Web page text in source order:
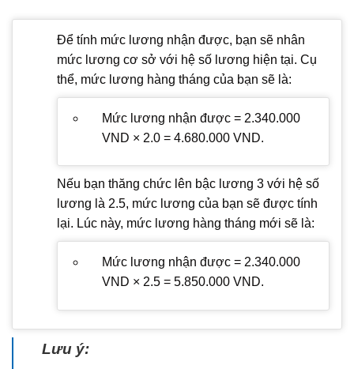
Để tính mức lương nhận được, bạn sẽ nhân
mức lương cơ sở với hệ số lương hiện tại. Cụ
thể, mức lương hàng tháng của bạn sẽ là:
Mức lương nhận được = 2.340.000
VND × 2.0 = 4.680.000 VND.
Nếu bạn thăng chức lên bậc lương 3 với hệ số
lương là 2.5, mức lương của bạn sẽ được tính
lại. Lúc này, mức lương hàng tháng mới sẽ là:
Mức lương nhận được = 2.340.000
VND × 2.5 = 5.850.000 VND.
Lưu ý: